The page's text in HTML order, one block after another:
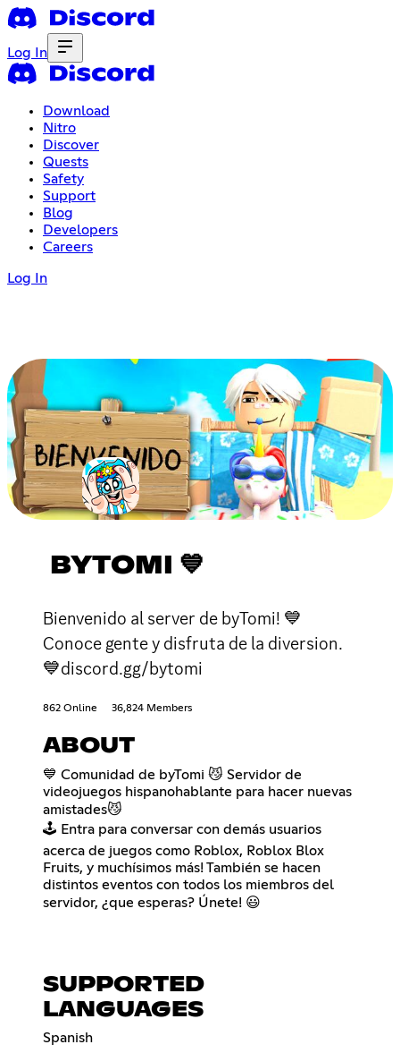
Log In
Download
Nitro
Discover
Quests
Safety
Support
Blog
Developers
Careers
Log In
BYTOMI 💙
Bienvenido al server de byTomi! 💙
Conoce gente y disfruta de la diversion.
💙discord.gg/bytomi
862 Online 36,824 Members
ABOUT
💙 Comunidad de byTomi 😼 Servidor de
videojuegos hispanohablante para hacer nuevas
amistades😼
🕹️ Entra para conversar con demás usuarios
acerca de juegos como Roblox, Roblox Blox
Fruits, y muchísimos más! También se hacen
distintos eventos con todos los miembros del
servidor, ¿que esperas? Únete! 😃
SUPPORTED
LANGUAGES
Spanish